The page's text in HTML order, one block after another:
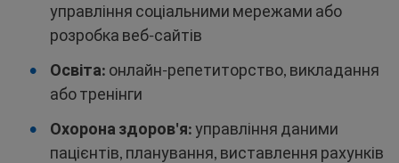
управління соціальними мережами або
розробка веб-сайтів
Освіта: онлайн-репетиторство, викладання
або тренінги
Охорона здоров'я:управління даними
пацієнтів, планування, виставлення рахунків